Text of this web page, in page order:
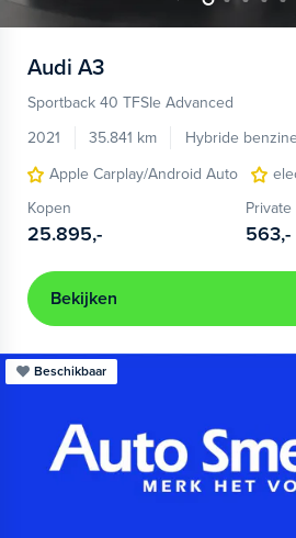
Audi A3
Sportback 40 TFSIe Advanced
2021
35.841 km Hybride
Apple Carplay/Android Auto
Kopen
25.895,- 563,-
Bekijken
Beschikbaar